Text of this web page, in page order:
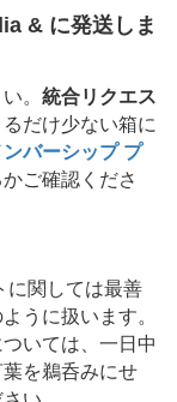
& に発送しま
。 統合リクエス
だけ少ない箱に
ンバーシップ プ
ご確認くださ
に関しては最善
うに扱います。
いては、一日中
を鵜呑みにせ